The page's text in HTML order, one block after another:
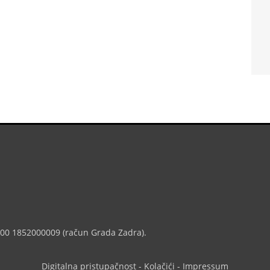
1852000009 (račun Grada Zadra).
Digitalna pristupačnost - Kolačići - Impressum